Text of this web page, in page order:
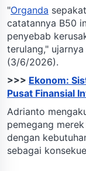
"Organda
catatannya B50
penyebab
terulang,"
(3/6/2026).
>>> Ekonom:
Pusat Finansial
Adrianto
pemegang
dengan
sebagai